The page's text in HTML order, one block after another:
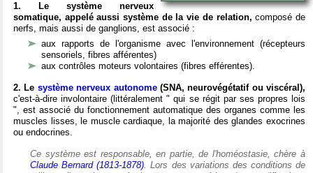
1. Le système nerveux
somatique, appelé aussi système de la vie de relation, composé de
nerfs, mais aussi de ganglions, est associé :
aux rapports de l'organisme avec l'environnement (récepteurs
sensoriels, fibres afférentes)
aux contrôles moteurs volontaires (fibres efférentes).
2. Le système nerveux autonome(SNA, neurovégétatif ou viscéral),
c'est-à-dire involontaire (littéralement " qui se régit par ses propres lois
", est associé du fonctionnement automatique des organes comme les
muscles lisses, le muscle cardiaque, la majorité des glandes exocrines
ou endocrines.
Ce système est responsable, en partie, de l'homéostasie, chère à
Claude Bernard (1813-1878). Lors des variations des conditions de